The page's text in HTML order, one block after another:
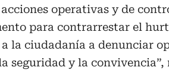
operativas y de
para contrarrestar el
la ciudadanía a denunciar
seguridad y la convivencia”,